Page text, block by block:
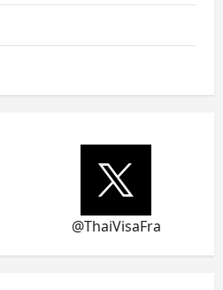
@ThaiVisaFra